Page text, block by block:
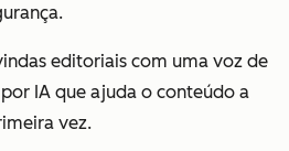
editoriais com uma voz de
IA que ajuda o conteúdo a
vez.